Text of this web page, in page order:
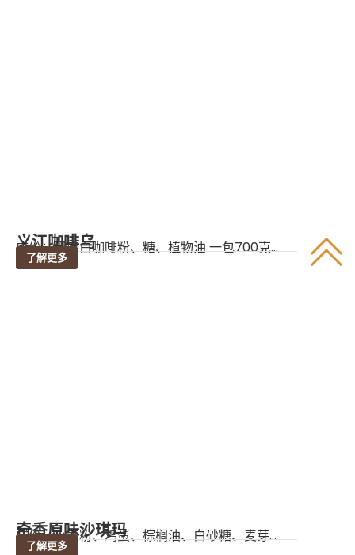
义江咖啡乌
成份：研磨白咖啡粉、糖、植物油 一包700克...
了解更多
奇香原味沙琪玛
成份：小麦粉、鸡蛋、棕榈油、白砂糖、麦芽...
了解更多